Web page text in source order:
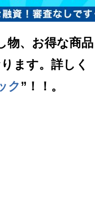
物、お得な商品
ます。詳しく
ク”！！。